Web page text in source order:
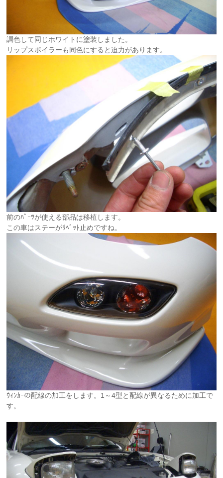
調色して同じホワイトに塗装しました。
リップスポイラーも同色にすると迫力があります。
前のﾊﾟｰﾂが使える部品は移植します。
この車はステーがﾘﾍﾞｯﾄ止めですね。
ｳｨﾝｶｰの配線の加工をします。1～4型と配線が異なるために加工で
す。